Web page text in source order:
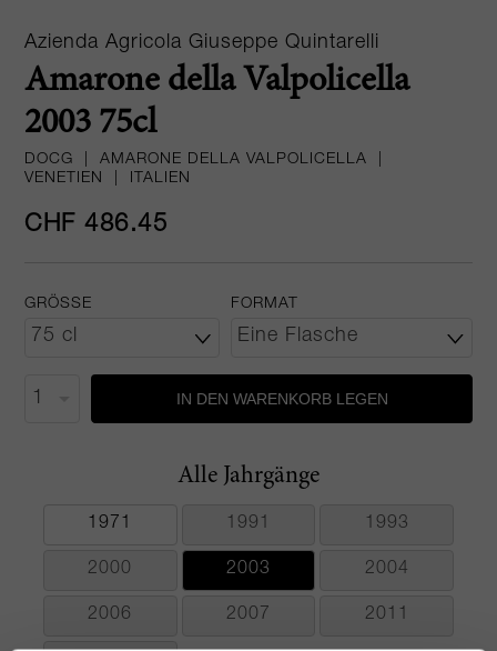
Azienda Agricola Giuseppe Quintarelli
Amarone della Valpolicella
2003 75cl
DOCG AMARONE DELLA VALPOLICELLA
VENETIEN
ITALIEN
CHF 486.45
GRÖSSE FORMAT
IN DEN WARENKORB LEGEN
Alle Jahrgänge
1971 1991 1993
2000 2003 2004
2006 2007 2011